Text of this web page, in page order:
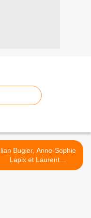
Bugier, Anne-Sophie
Lapix et Laurent
pour le défilé